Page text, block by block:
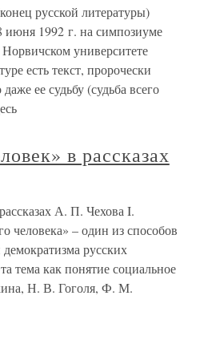
русской литературы)
1992 г. на симпозиуме
университете
есть текст, пророчески
ее судьбу (судьба всего
в рассказах
А. П. Чехова I.
человека» – один из способов
русских
тема как понятие социальное
Н. В. Гоголя, Ф. М.